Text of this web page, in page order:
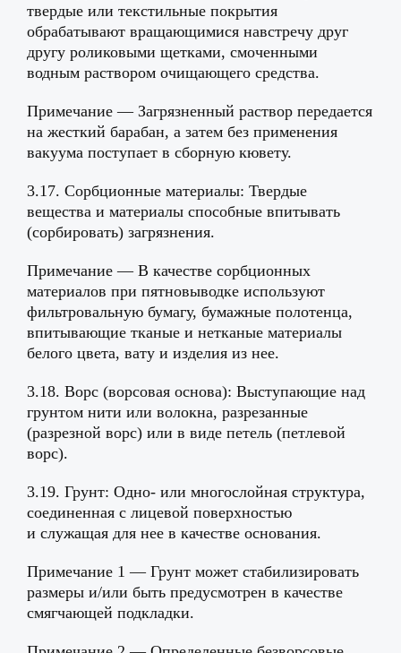
твердые или текстильные покрытия
обрабатывают вращающимися навстречу друг
другу роликовыми щетками, смоченными
водным раствором очищающего средства.
Примечание — Загрязненный раствор передается
на жесткий барабан, а затем без применения
вакуума поступает в сборную кювету.
3.17. Сорбционные материалы: Твердые
вещества и материалы способные впитывать
(сорбировать) загрязнения.
Примечание — В качестве сорбционных
материалов при пятновыводке используют
фильтровальную бумагу, бумажные полотенца,
впитывающие тканые и нетканые материалы
белого цвета, вату и изделия из нее.
3.18. Ворс (ворсовая основа): Выступающие над
грунтом нити или волокна, разрезанные
(разрезной ворс) или в виде петель (петлевой
ворс).
3.19. Грунт: Одно- или многослойная структура,
соединенная с лицевой поверхностью
и служащая для нее в качестве основания.
Примечание 1 — Грунт может стабилизировать
размеры и/или быть предусмотрен в качестве
смягчающей подкладки.